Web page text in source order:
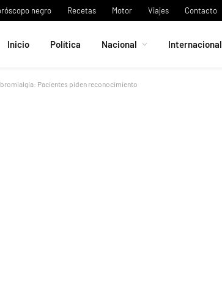
negro Recetas Motor Viajes Contacto
Inicio Política Nacional Internacional
Pacientes piden reconocimiento